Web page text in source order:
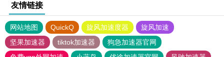
友情链接
网站地图 QuickQ 旋风加速度器
旋风加速
坚果加速器
tiktok加速器
狗急加速器官网